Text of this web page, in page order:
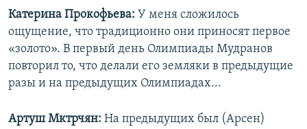
Катерина Прокофьева: У меня сложилось
ощущение, что традиционно они приносят первое
«золото». В первый день Олимпиады Мудранов
повторил то, что делали его земляки в предыдущие
разы и на предыдущих Олимпиадах...
Артуш Мктрчян: На предыдущих был (Арсен)